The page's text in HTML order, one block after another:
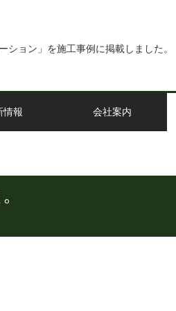
ョン」を施工事例に掲載しました。
情報 会社案内